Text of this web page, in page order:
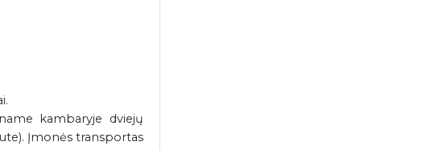
kambaryje dviejų
Įmonės transportas